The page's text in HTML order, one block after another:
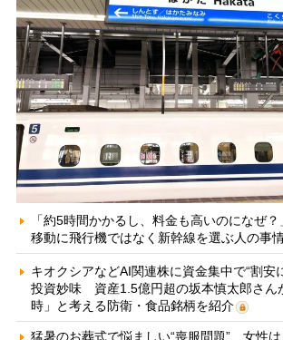
「約5時間かかるし、料金も高いのになぜ
移動に飛行機ではなく新幹線を選ぶ人の事
キオクシアなどAI関連株に資金集中で“割安
投資妙味 資産1.5億円超の坂本慎太郎さん
時」と考える防衛・食品銘柄を紹介
猛暑のお葬式で悩ましい“喪服問題” 女性